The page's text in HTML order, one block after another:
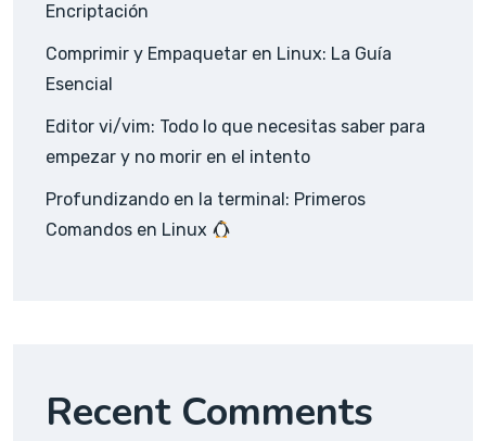
Encriptación
Comprimir y Empaquetar en Linux: La Guía
Esencial
Editor vi/vim: Todo lo que necesitas saber para
empezar y no morir en el intento
Profundizando en la terminal: Primeros
Comandos en Linux
Recent Comments